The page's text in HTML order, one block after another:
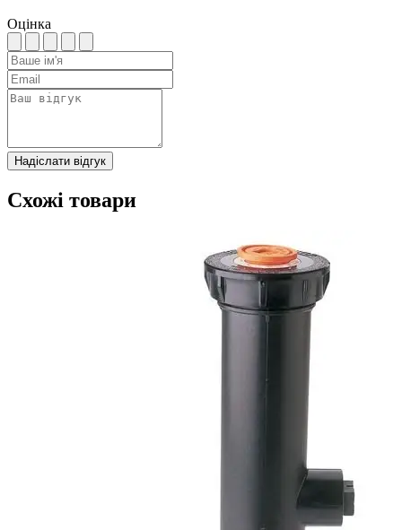
Оцінка
Надіслати відгук
Схожі товари